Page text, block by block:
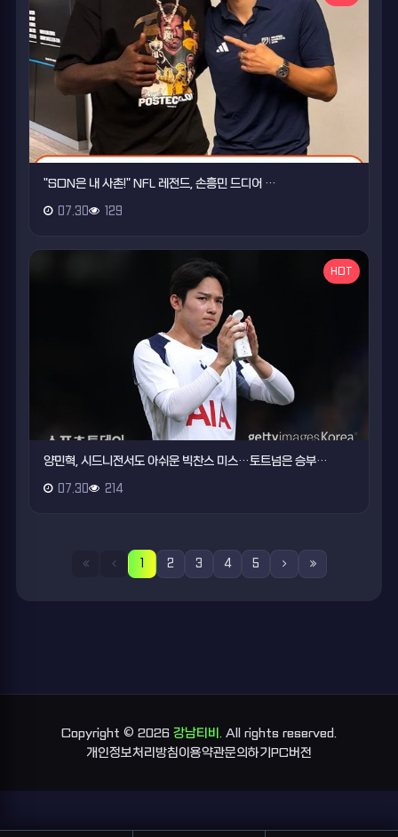
"SON은 내 사촌!" NFL 레전드, 손흥민 드디어 …
07.30 129
HOT
양민혁, 시드니전서도 아쉬운 빅찬스 미스…토트넘은 승부…
07.30 214
1 2 3 4 5
Copyright © 2026 강남티비. All rights reserved.
개인정보처리방침이용약관문의하기PC버전